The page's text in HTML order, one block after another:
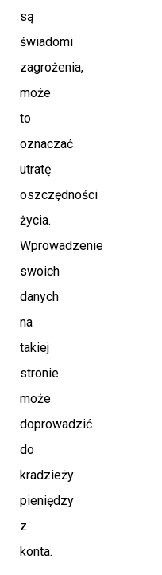
są
świadomi
zagrożenia,
może
to
oznaczać
utratę
oszczędności
życia.
Wprowadzenie
swoich
danych
na
takiej
stronie
może
doprowadzić
do
kradzieży
pieniędzy
z
konta.